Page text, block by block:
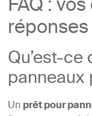
réponses
Qu’est-ce
Unprêt pour